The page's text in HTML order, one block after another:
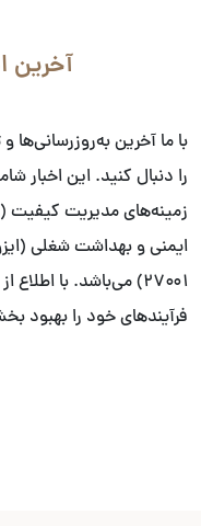
آخرین
با ما آخرین به‌روزرسانی‌ها
را دنبال کنید. این اخبار
۲۷۰۰۱) می‌باشد. با
فرآیندهای خود را بهبود